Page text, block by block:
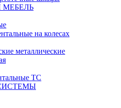
на колесах
металлические
ТС